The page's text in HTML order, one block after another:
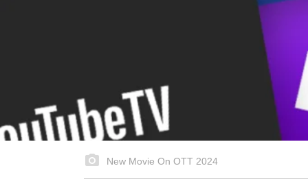
New Movie On OTT 2024